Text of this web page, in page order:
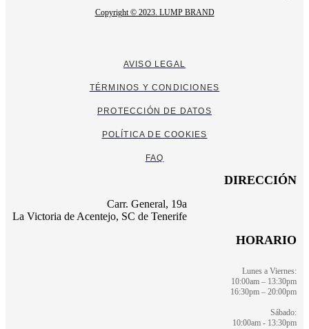
Copyright © 2023. LUMP BRAND
AVISO LEGAL
TÉRMINOS Y CONDICIONES
PROTECCIÓN DE DATOS
POLÍTICA DE COOKIES
FAQ
DIRECCIÓN
Carr. General, 19a
La Victoria de Acentejo, SC de Tenerife
HORARIO
Lunes a Viernes:
10:00am – 13:30pm
16:30pm – 20:00pm
Sábado:
10:00am - 13:30pm